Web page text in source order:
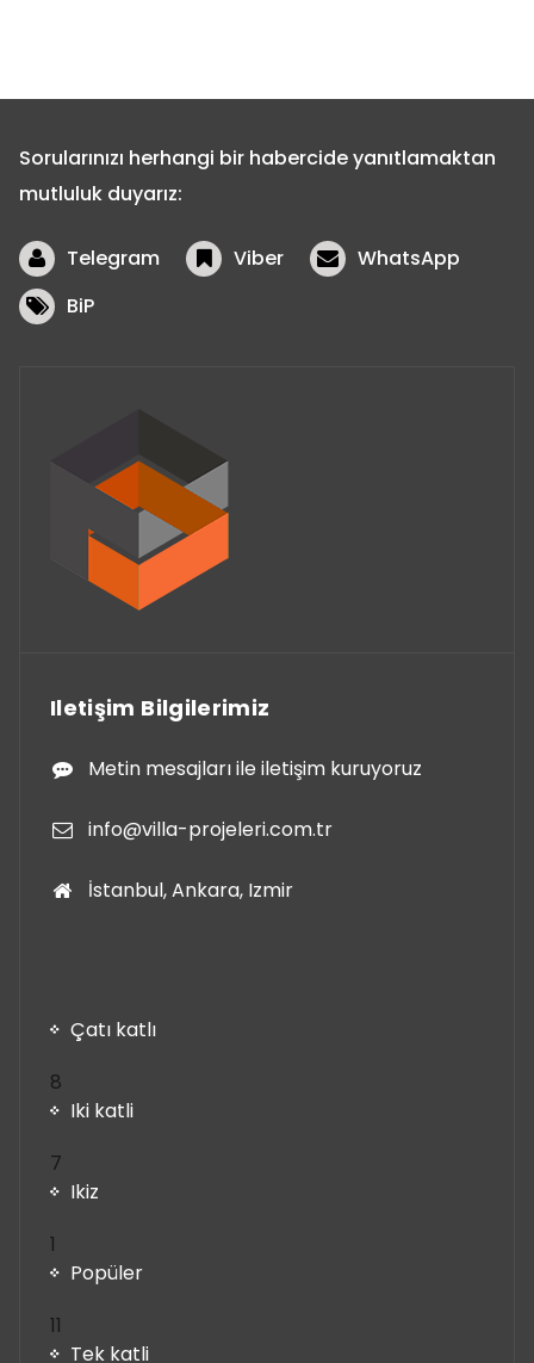
Sorularınızı herhangi bir habercide yanıtlamaktan
mutluluk duyarız:
Telegram Viber
WhatsApp
BiP
Iletişim Bilgilerimiz
Metin mesajları ile iletişim kuruyoruz
info@villa-projeleri.com.tr
İstanbul, Ankara, Izmir
Çatı katlı
8
ürün
Iki katli
7
ürün
Ikiz
1
ürün
Popüler
11
ürün
Tek katli